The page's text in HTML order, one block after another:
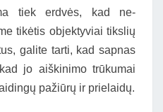
tiek erdvės, kad ne-
tikėtis objektyviai tikslių
galite tarti, kad sapnas
jo aiškinimo trūkumai
pažiūrų ir prielaidų.